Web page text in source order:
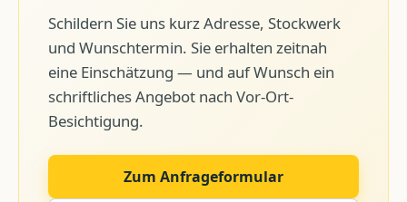
Schildern Sie uns kurz Adresse, Stockwerk
und Wunschtermin. Sie erhalten zeitnah
eine Einschätzung — und auf Wunsch ein
schriftliches Angebot nach Vor-Ort-
Besichtigung.
Zum Anfrageformular